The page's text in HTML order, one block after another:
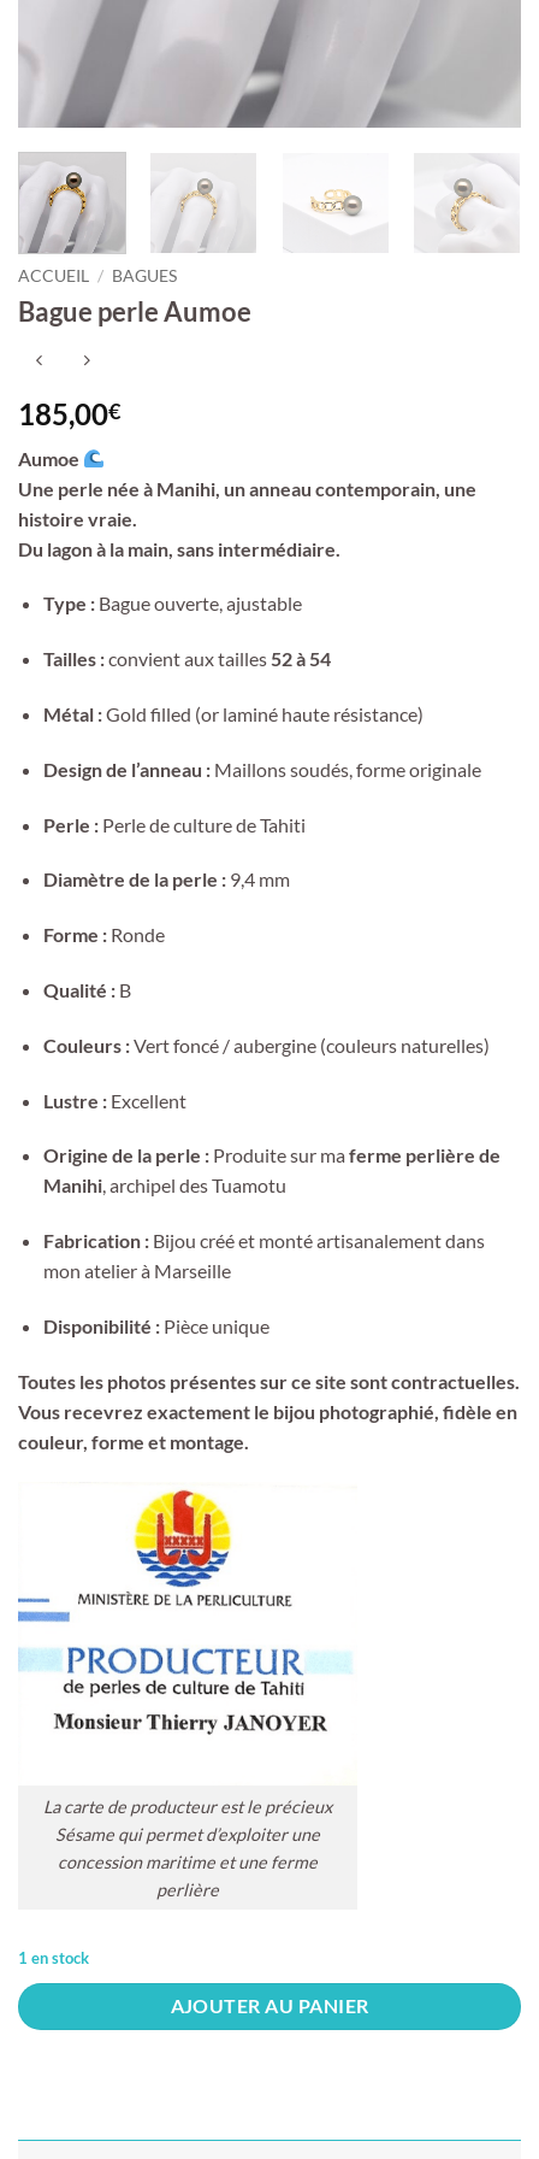
ACCUEIL / BAGUES
Bague perle Aumoe
185,00€
Aumoe
Une perle née à Manihi, un anneau contemporain, une
histoire vraie.
Du lagon à la main, sans intermédiaire.
Type :Bague ouverte, ajustable
Tailles :convient aux tailles52 à 54
Métal :Gold filled (or laminé haute résistance)
Design de l’anneau :Maillons soudés, forme originale
Perle :Perle de culture de Tahiti
Diamètre de la perle :9,4 mm
Forme :Ronde
Qualité :B
Couleurs :Vert foncé / aubergine (couleurs naturelles)
Lustre :Excellent
Origine de la perle :Produite sur ma ferme perlière de
Manihi, archipel des Tuamotu
Fabrication :Bijou créé et monté artisanalement dans
mon atelier à Marseille
Disponibilité :Pièce unique
Toutes les photos présentes sur ce site sont contractuelles.
Vous recevrez exactement le bijou photographié, fidèle en
couleur, forme et montage.
La carte de producteur est le précieux
Sésame qui permet d’exploiter une
concession maritime et une ferme
perlière
1 en stock
AJOUTER AU PANIER